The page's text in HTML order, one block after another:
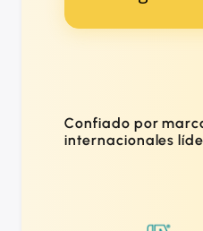
Confiado por
internacionales